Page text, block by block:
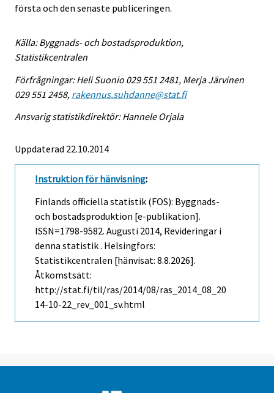
första och den senaste publiceringen.
Källa: Byggnads- och bostadsproduktion,
Statistikcentralen
Förfrågningar: Heli Suonio 029 551 2481, Merja Järvinen
029 551 2458, rakennus.suhdanne@stat.fi
Ansvarig statistikdirektör: Hannele Orjala
Uppdaterad 22.10.2014
Instruktion för hänvisning:
Finlands officiella statistik (FOS): Byggnads-
och bostadsproduktion [e-publikation].
ISSN=1798-9582. Augusti 2014, Revideringar i
denna statistik . Helsingfors:
Statistikcentralen [hänvisat: 8.8.2026].
Åtkomstsätt:
http://stat.fi/til/ras/2014/08/ras_2014_08_20
14-10-22_rev_001_sv.html